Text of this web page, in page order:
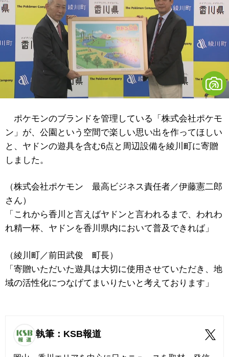
ポケモンのブランドを管理している「株式会社ポケモ
ン」が、公園という空間で楽しい思い出を作ってほしい
と、ヤドンの遊具を含む6点と周辺設備を綾川町に寄贈
しました。
（株式会社ポケモン 最高ビジネス責任者／伊藤憲二郎
さん）
「これから香川と言えばヤドンと言われるまで、われわ
れ精一杯、ヤドンを香川県内において普及できれば」
（綾川町／前田武俊 町長）
「寄贈いただいた遊具は大切に使用させていただき、地
域の活性化につなげてまいりたいと考えております」
執筆：KSB報道